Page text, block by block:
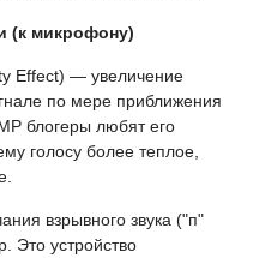
(к микрофону)
Effect) — увеличение
по мере приближения
блогеры любят его
голосу более теплое,
взрывного звука ("п"
Это устройство